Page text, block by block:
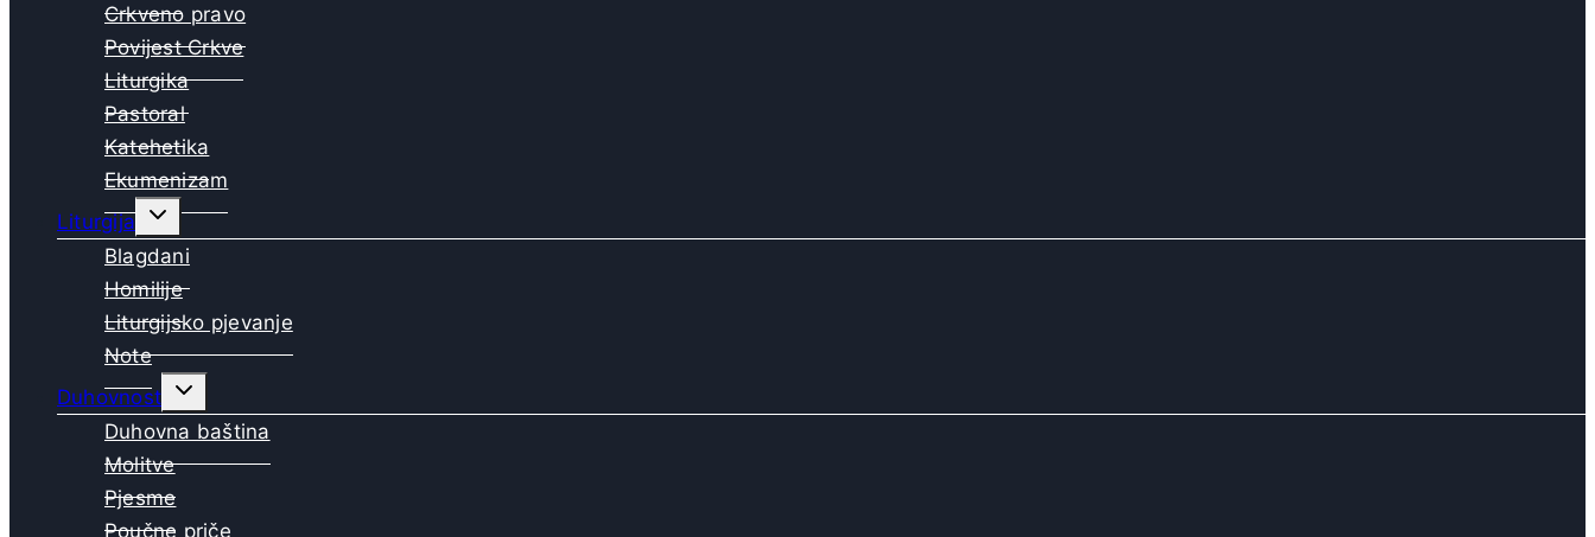
Crkveno pravo
Povijest Crkve
Liturgika
Pastoral
Katehetika
Ekumenizam
Liturgija
Toggle
child
menu
Blagdani
Homilije
Liturgijsko pjevanje
Note
Duhovnost
Toggle
child
menu
Duhovna baština
Molitve
Pjesme
Poučne priče